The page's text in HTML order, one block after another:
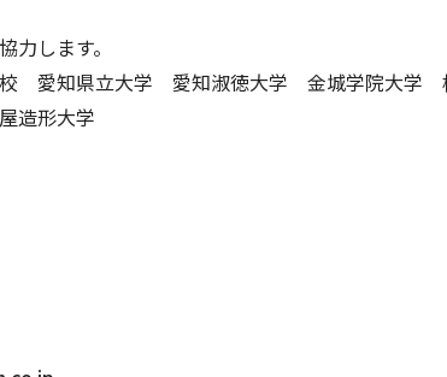
します。
知県立大学 愛知淑徳大学 金城学院大学
形大学